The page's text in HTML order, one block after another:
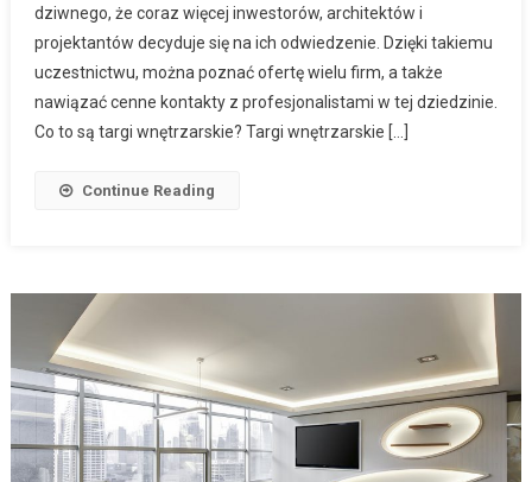
dziwnego, że coraz więcej inwestorów, architektów i
projektantów decyduje się na ich odwiedzenie. Dzięki takiemu
uczestnictwu, można poznać ofertę wielu firm, a także
nawiązać cenne kontakty z profesjonalistami w tej dziedzinie.
Co to są targi wnętrzarskie? Targi wnętrzarskie […]
Continue Reading